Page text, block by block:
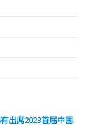
出席2023首届中国